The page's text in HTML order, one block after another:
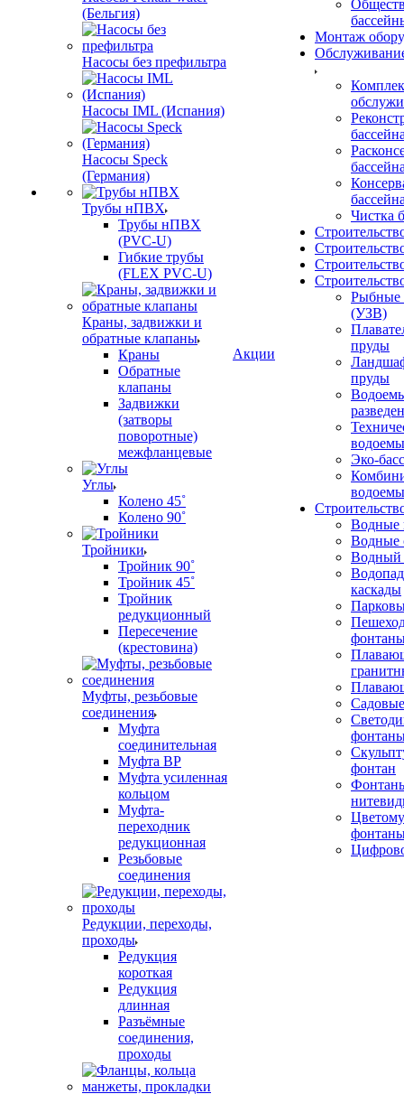
(Бельгия)
Насосы без префильтра
Насосы IML (Испания)
Насосы Speck
(Германия)
Трубы нПВХ
Трубы нПВХ
(PVC-U)
Гибкие трубы
(FLEX PVC-U)
Краны, задвижки и
обратные клапаны
Краны
Обратные
клапаны
Задвижки
(затворы
поворотные)
межфланцевые
Углы
Колено 45˚
Колено 90˚
Тройники
Тройник 90˚
Тройник 45˚
Тройник
редукционный
Пересечение
(крестовина)
Муфты, резьбовые
соединения
Муфта
соединительная
Муфта ВР
Муфта усиленная
кольцом
Муфта-
переходник
редукционная
Резьбовые
соединения
Редукции, переходы,
проходы
Редукция
короткая
Редукция
длинная
Разъёмные
соединения,
проходы
Акции
Монтаж
Чистка
Рыбные
(УЗВ)
пруды
пруды
водоемы
Эко-
водоемы
Водные
Водные
Водный
каскады
фонтан